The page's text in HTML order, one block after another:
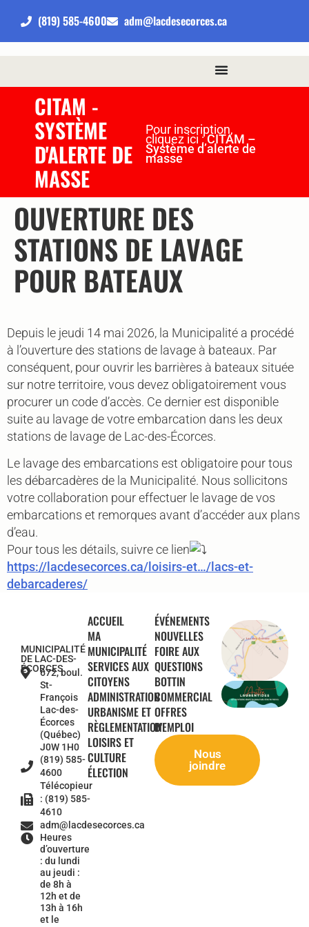
(819) 585-4600 adm@lacdesecorces.ca
CITAM -
SYSTÈME
D'ALERTE DE
MASSE
Pour inscription,
cliquez ici :CITAM –
Système d’alerte de
masse
OUVERTURE DES
STATIONS DE LAVAGE
POUR BATEAUX
Depuis le jeudi 14 mai 2026, la Municipalité a procédé
à l’ouverture des stations de lavage à bateaux. Par
conséquent, pour ouvrir les barrières à bateaux située
sur notre territoire, vous devez obligatoirement vous
procurer un code d’accès. Ce dernier est disponible
suite au lavage de votre embarcation dans les deux
stations de lavage de Lac-des-Écorces.
Le lavage des embarcations est obligatoire pour tous
les débarcadères de la Municipalité. Nous sollicitons
votre collaboration pour effectuer le lavage de vos
embarcations et remorques avant d’accéder aux plans
d’eau.
Pour tous les détails, suivre ce lien
https://lacdesecorces.ca/loisirs-et…/lacs-et-
debarcaderes/
MUNICIPALITÉ
DE LAC-DES-
ÉCORCES
672, boul.
St-
François
Lac-des-
Écorces
(Québec)
J0W 1H0
(819) 585-
4600
Télécopieur
: (819) 585-
4610
adm@lacdesecorces.ca
Heures
d’ouverture
: du lundi
au jeudi :
de 8h à
12h et de
13h à 16h
et le
ACCUEIL
MA
MUNICIPALITÉ
SERVICES AUX
CITOYENS
ADMINISTRATION
URBANISME ET
RÈGLEMENTATION
LOISIRS ET
CULTURE
ÉLECTION
ÉVÉNEMENTS
NOUVELLES
FOIRE AUX
QUESTIONS
BOTTIN
COMMERCIAL
OFFRES
D'EMPLOI
Nous
joindre